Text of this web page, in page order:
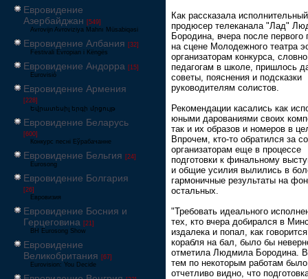
Евровидение
Азербайджан [549]
Avrovijn Avroviziya Mahnı Müsabiqəsi
Евровидение Албания [32]
Festivali Evropian i Këngës
Евровидение Андорра [15]
Eurovisió
Евровидение Армения
[228]
Եվրատեսիլ երգի մրցույթ
Евровидение Беларусь
[600]
Конкурс песні Еўрабачанне
Евровидение Бельгия [24]
Eurosong
Евровидение Болгария
[26]
Евровизия
Евровидение Босния и
Герцеговина [21]
BH Eurosong Show
Евровидение
Великобритания [67]
Eurovision: You Decide
Как рассказала исполнительный
продюсер телеканала "Лад"
Бородина, вчера после первого
на сцене Молодежного театра
организаторам конкурса, словно
педагогам в школе, пришлось
советы, пояснения и подсказки
руководителям солистов.
Рекомендации касались как
юными дарованиями своих
так и их образов и номеров в
Впрочем, кто-то обратился за
организаторам еще в процессе
подготовки к финальному
и общие усилия вылились в
гармоничные результаты на
остальных.
"Требовать идеального
тех, кто вчера добирался в
издалека и попал, как
корабля на бал, было бы
отметила Людмила Бородина.
тем по некоторым работам было
отчетливо видно, что